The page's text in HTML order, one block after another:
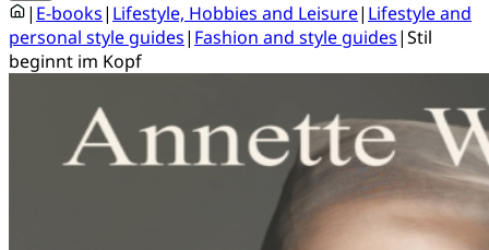
| E-books| Lifestyle, Hobbies and Leisure| Lifestyle and
personal style guides| Fashion and style guides|Stil
beginnt im Kopf